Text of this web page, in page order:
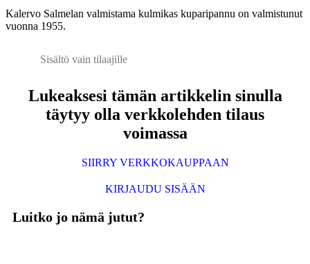
Kalervo Salmelan valmistama kulmikas kuparipannu on valmistunut
vuonna 1955.
Sisältö vain tilaajille
Lukeaksesi tämän artikkelin sinulla
täytyy olla verkkolehden tilaus
voimassa
SIIRRY VERKKOKAUPPAAN
KIRJAUDU SISÄÄN
Luitko jo nämä jutut?